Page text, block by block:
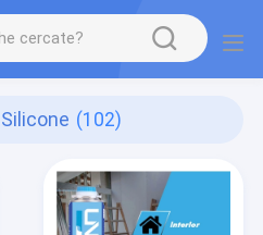
(102)